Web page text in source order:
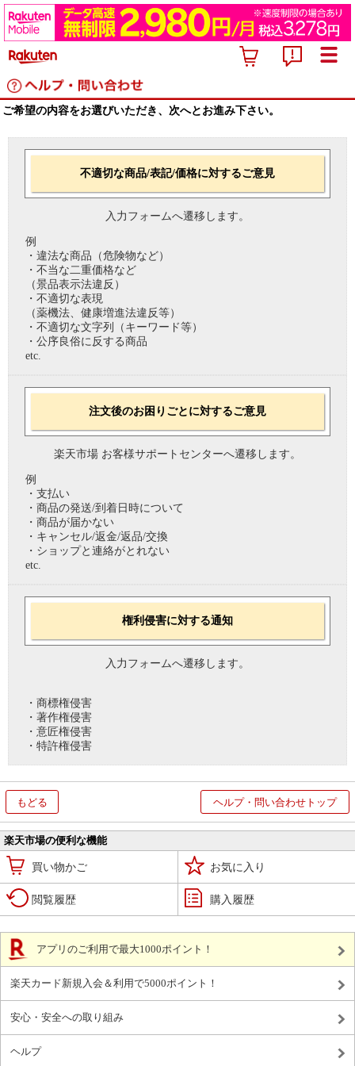
ご希望の内容をお選びいただき、次へとお進み下さい。
不適切な商品/表記/価格に対するご意見
入力フォームへ遷移します。
例
・違法な商品（危険物など）
・不当な二重価格など
（景品表示法違反）
・不適切な表現
（薬機法、健康増進法違反等）
・不適切な文字列（キーワード等）
・公序良俗に反する商品
etc.
注文後のお困りごとに対するご意見
楽天市場 お客様サポートセンターへ遷移します。
例
・支払い
・商品の発送/到着日時について
・商品が届かない
・キャンセル/返金/返品/交換
・ショップと連絡がとれない
etc.
権利侵害に対する通知
入力フォームへ遷移します。
・商標権侵害
・著作権侵害
・意匠権侵害
・特許権侵害
もどる ヘルプ・問い合わせトップ
楽天市場の便利な機能
買い物かご お気に入り
閲覧履歴 購入履歴
アプリのご利用で最大1000ポイント！
楽天カード新規入会＆利用で5000ポイント！
安心・安全への取り組み
ヘルプ